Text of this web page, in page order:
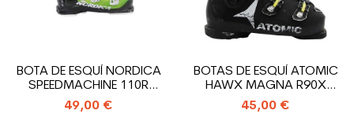
BOTA DE ESQUÍ NORDICA
SPEEDMACHINE 110R
USADA
49,00 €
BOTAS DE ESQUÍ ATOMIC
HAWX MAGNA R90X
USADAS
45,00 €